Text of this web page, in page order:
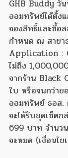
GHB Buddy วั
ออมทรัพย์ได้ตั้ง
จองสิทธิ์และซื้อ
กำหนด ณ สาขา
Application :
ไม่ถึง
จากร้าน Black
ใบ หรือจนกว่า
ออมทรัพย์ ธอส.
จะได้รับชุดเซ็ต
699 บาท จำนว
จะหมด (เงื่อนไ